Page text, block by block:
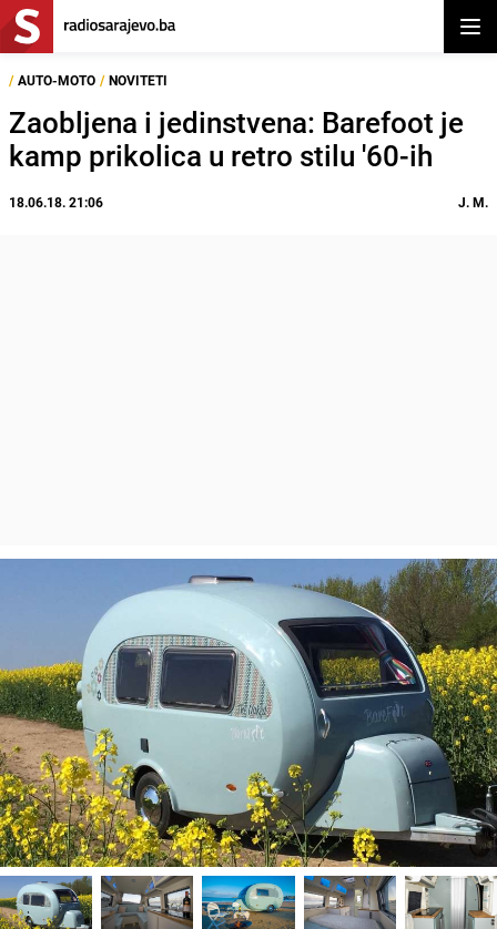
/ AUTO-MOTO / NOVITETI
Zaobljena i jedinstvena: Barefoot je
kamp prikolica u retro stilu '60-ih
18.06.18. 21:06 J. M.